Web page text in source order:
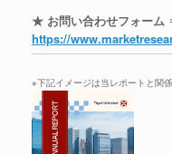
★ お問い合わせフォー
https://
※下記イメージは当レポートと関係